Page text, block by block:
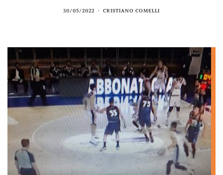
30/05/2022 CRISTIANO COMELLI